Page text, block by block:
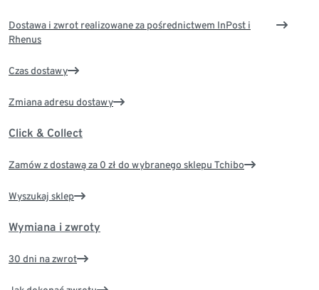
Dostawa i zwrot realizowane za pośrednictwem InPost i
Rhenus
Czas dostawy
Zmiana adresu dostawy
Click & Collect
Zamów z dostawą za 0 zł do wybranego sklepu Tchibo
Wyszukaj sklep
Wymiana i zwroty
30 dni na zwrot